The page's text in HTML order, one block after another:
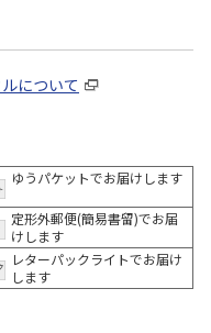
について
ゆうパケットでお届けします
定形外郵便(簡易書留)でお届
けします
レターパックライトでお届け
します